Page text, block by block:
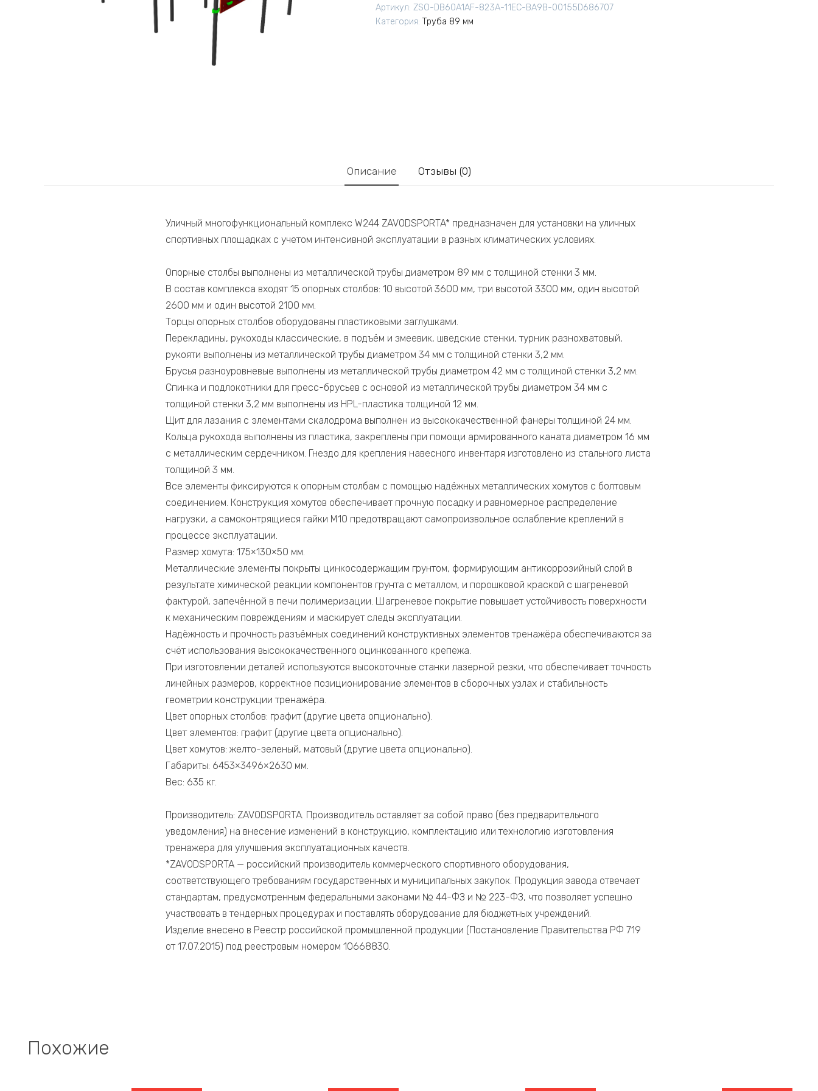
Артикул: ZSO-DB60A1AF-823A-11EC-BA9B-00155D686707
Категория: Труба 89 мм
Описание Отзывы (0)
Уличный многофункциональный комплекс W244 ZAVODSPORTA* предназначен для установки на уличных
спортивных площадках с учетом интенсивной эксплуатации в разных климатических условиях.
Опорные столбы выполнены из металлической трубы диаметром 89 мм с толщиной стенки 3 мм.
В состав комплекса входят 15 опорных столбов: 10 высотой 3600 мм, три высотой 3300 мм, один высотой
2600 мм и один высотой 2100 мм.
Торцы опорных столбов оборудованы пластиковыми заглушками.
Перекладины, рукоходы классические, в подъём и змеевик, шведские стенки, турник разнохватовый,
рукояти выполнены из металлической трубы диаметром 34 мм с толщиной стенки 3,2 мм.
Брусья разноуровневые выполнены из металлической трубы диаметром 42 мм с толщиной стенки 3,2 мм.
Спинка и подлокотники для пресс-брусьев с основой из металлической трубы диаметром 34 мм с
толщиной стенки 3,2 мм выполнены из HPL-пластика толщиной 12 мм.
Щит для лазания с элементами скалодрома выполнен из высококачественной фанеры толщиной 24 мм.
Кольца рукохода выполнены из пластика, закреплены при помощи армированного каната диаметром 16 мм
с металлическим сердечником. Гнездо для крепления навесного инвентаря изготовлено из стального листа
толщиной 3 мм.
Все элементы фиксируются к опорным столбам с помощью надёжных металлических хомутов с болтовым
соединением. Конструкция хомутов обеспечивает прочную посадку и равномерное распределение
нагрузки, а самоконтрящиеся гайки М10 предотвращают самопроизвольное ослабление креплений в
процессе эксплуатации.
Размер хомута: 175×130×50 мм.
Металлические элементы покрыты цинкосодержащим грунтом, формирующим антикоррозийный слой в
результате химической реакции компонентов грунта с металлом, и порошковой краской с шагреневой
фактурой, запечённой в печи полимеризации. Шагреневое покрытие повышает устойчивость поверхности
к механическим повреждениям и маскирует следы эксплуатации.
Надёжность и прочность разъёмных соединений конструктивных элементов тренажёра обеспечиваются за
счёт использования высококачественного оцинкованного крепежа.
При изготовлении деталей используются высокоточные станки лазерной резки, что обеспечивает точность
линейных размеров, корректное позиционирование элементов в сборочных узлах и стабильность
геометрии конструкции тренажёра.
Цвет опорных столбов: графит (другие цвета опционально).
Цвет элементов: графит (другие цвета опционально).
Цвет хомутов: желто-зеленый, матовый (другие цвета опционально).
Габариты: 6453×3496×2630 мм.
Вес: 635 кг.
Производитель: ZAVODSPORTA. Производитель оставляет за собой право (без предварительного
уведомления) на внесение изменений в конструкцию, комплектацию или технологию изготовления
тренажера для улучшения эксплуатационных качеств.
​*ZAVODSPORTA — российский производитель коммерческого спортивного оборудования,
соответствующего требованиям государственных и муниципальных закупок. Продукция завода отвечает
стандартам, предусмотренным федеральными законами № 44-ФЗ и № 223-ФЗ, что позволяет успешно
участвовать в тендерных процедурах и поставлять оборудование для бюджетных учреждений.
Изделие внесено в Реестр российской промышленной продукции (Постановление Правительства РФ 719
от 17.07.2015) под реестровым номером 10668830.
Похожие